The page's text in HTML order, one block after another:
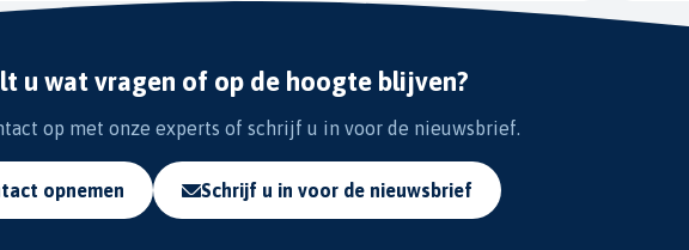
u wat vragen of op de hoogte blijven?
op met onze experts of schrijf u in voor de nieuwsbrief.
opnemen Schrijf u in voor de nieuwsbrief